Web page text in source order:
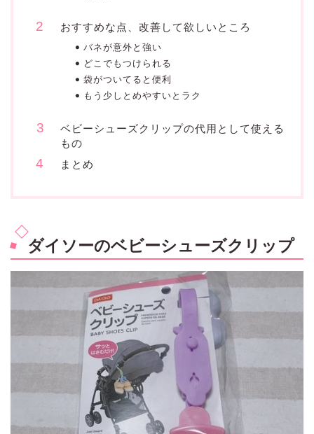
おすすめな点、改善して欲しいところ
バネが意外と強い
どこでもつけられる
袋がついてると便利
もう少しとめやすいとラク
ベビーシューズクリップの代用として使える
もの
まとめ
ダイソーのベビーシューズクリップ